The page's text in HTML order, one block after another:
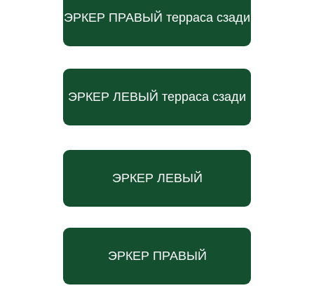
ЭРКЕР ЛЕВЫЙ
ЭРКЕР ПРАВЫЙ терраса сзади
ЭРКЕР ЛЕВЫЙ терраса сзади
ЭРКЕР ПРАВЫЙ